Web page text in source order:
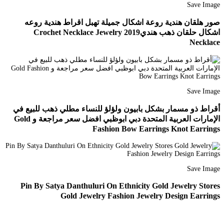
Save Image
صور هلقان هندية روعة اشكال جميلة تهبل اقراط هندية روعه
اشكال حلقان ذهب هندي2019 Crochet Necklace Jewelry
Necklace
Save Image
أقراط ذو مسمار بشكل بابيون ولؤلؤ للنساء مطلي ذهب للبيع في
الإمارات العربية المتحدة دبي ابوظبي افضل سعر مراجعة و Gold
Fashion Bow Earrings Knot Earrings
Save Image
Pin By Satya Danthuluri On Ethnicity Gold Jewelry Stores
Gold Jewelry Fashion Jewelry Design Earrings